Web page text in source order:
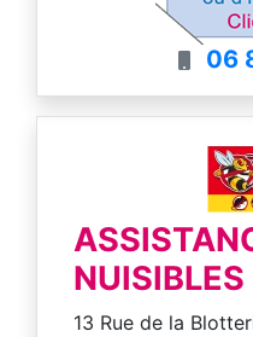
06
NUISIBLES
13 Rue de la